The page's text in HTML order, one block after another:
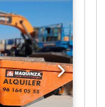
1.500
ja
gut
Optionen